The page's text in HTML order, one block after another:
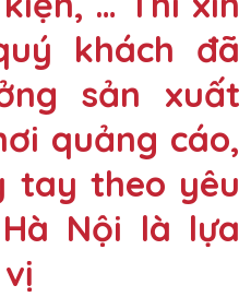
khách đã
sản xuất
quảng cáo,
tay theo yêu
Nội là lựa